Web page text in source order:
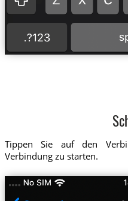
Tippen Sie auf den
Verbindung zu starten.